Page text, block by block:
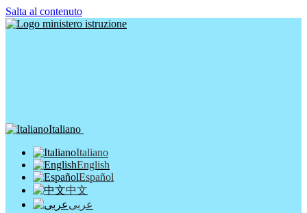
Salta al contenuto
Italiano
Italiano
English
Español
中文
عربى